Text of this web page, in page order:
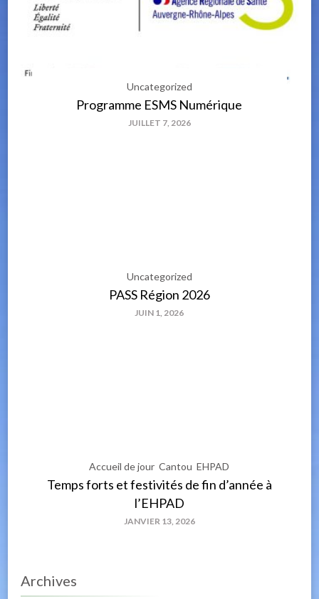
Uncategorized
Programme ESMS Numérique
JUILLET 7, 2026
Uncategorized
PASS Région 2026
JUIN 1, 2026
Accueil de jour Cantou EHPAD
Temps forts et festivités de fin d’année à
l’EHPAD
JANVIER 13, 2026
Archives